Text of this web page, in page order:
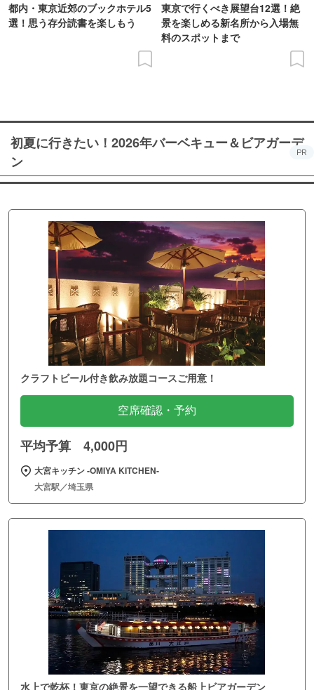
都内・東京近郊のブックホテル5
選！思う存分読書を楽しもう
東京で行くべき展望台12選！絶
景を楽しめる新名所から入場無
料のスポットまで
初夏に行きたい！2026年バーベキュー＆ビアガーデ
ン
PR
クラフトビール付き飲み放題コースご用意！
空席確認・予約
平均予算 4,000円
大宮キッチン ‐OMIYA KITCHEN‐
大宮駅／埼玉県
水上で乾杯！東京の絶景を一望できる船上ビアガーデン